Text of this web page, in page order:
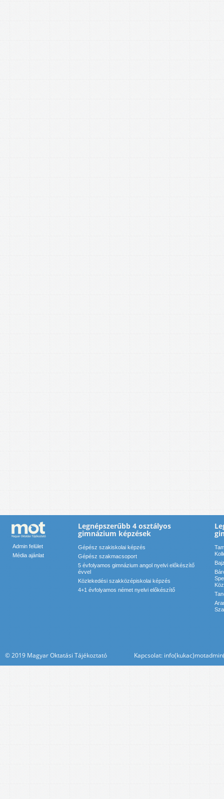
Admin felület
Média ajánlat
Legnépszerűbb 4 osztályos
gimnázium képzések
Gépész szakiskolai képzés
Gépész szakmacsoport
5 évfolyamos gimnázium angol nyelvi előkészítő
évvel
Közlekedési szakközépiskolai képzés
4+1 évfolyamos német nyelvi előkészítő
© 2019 Magyar Oktatási Tájékoztató Kapcsolat: